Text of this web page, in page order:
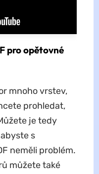
pro opětovné
mnoho vrstev,
prohledat,
je tedy
s
neměli problém.
můžete také